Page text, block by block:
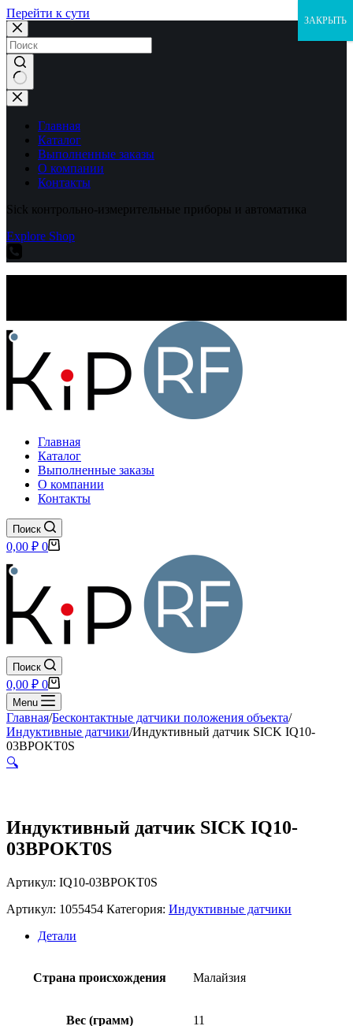
Перейти к сути
Ничего
не
найденоГлавная
Каталог
Выполненные заказы
О компании
Контакты
Sick контрольно-измерительные приборы и автоматика
Explore Shop
Главная
Каталог
Выполненные заказы
О компании
Контакты
Поиск
Корзина
0,00 ₽ 0
Поиск
Корзина
0,00 ₽ 0
Menu
Главная/Бесконтактные датчики положения объекта/
Индуктивные датчики/Индуктивный датчик SICK IQ10-
03BPOKT0S
🔍
Индуктивный датчик SICK IQ10-
03BPOKT0S
Артикул: IQ10-03BPOKT0S
Артикул: 1055454 Категория: Индуктивные датчики
Детали
Страна происхождения Малайзия
Вес (грамм) 11
ЗАКРЫТЬ